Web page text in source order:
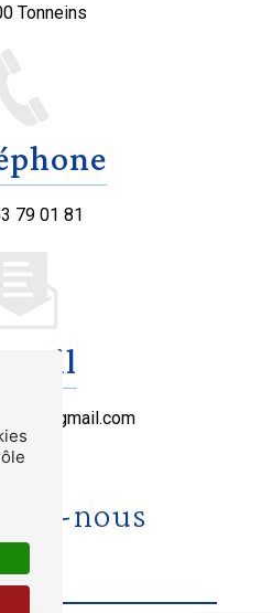
Tonneins
79 01 81
mail
nous